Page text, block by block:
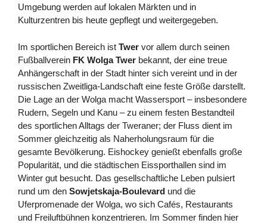
Umgebung werden auf lokalen Märkten und in
Kulturzentren bis heute gepflegt und weitergegeben.
Im sportlichen Bereich ist Twer vor allem durch seinen
Fußballverein FK Wolga Twer bekannt, der eine treue
Anhängerschaft in der Stadt hinter sich vereint und in der
russischen Zweitliga-Landschaft eine feste Größe darstellt.
Die Lage an der Wolga macht Wassersport – insbesondere
Rudern, Segeln und Kanu – zu einem festen Bestandteil
des sportlichen Alltags der Tweraner; der Fluss dient im
Sommer gleichzeitig als Naherholungsraum für die
gesamte Bevölkerung. Eishockey genießt ebenfalls große
Popularität, und die städtischen Eissporthallen sind im
Winter gut besucht. Das gesellschaftliche Leben pulsiert
rund um den Sowjetskaja-Boulevard und die
Uferpromenade der Wolga, wo sich Cafés, Restaurants
und Freiluftbühnen konzentrieren. Im Sommer finden hier